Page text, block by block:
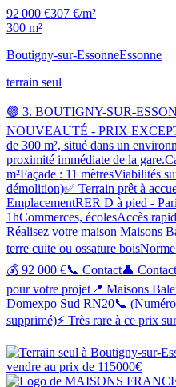
92 000 €307 €/m²
300 m²
Boutigny-sur-EssonneEssonne
terrain seul
🟢 3. BOUTIGNY-SUR-
NOUVEAUTÉ - PRIX
de 300 m², situé dans un
proximité immédiate de la
m²Façade : 11 mètresViabilités
démolition)✅ Terrain prêt à
EmplacementRER D à pied -
1hCommerces, écolesAccès
Réalisez votre maison Maisons
terre cuite ou ossature
💰 92 000 €📞 Contact👤
pour votre projet📍 Maisons
Domexpo Sud RN20📞
supprimé)⚡ Très rare à ce prix